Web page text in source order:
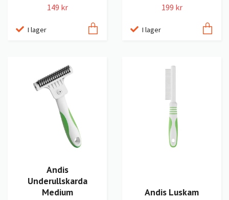
149 kr
I lager
199 kr
I lager
Andis
Underullskarda
Medium
Andis Luskam